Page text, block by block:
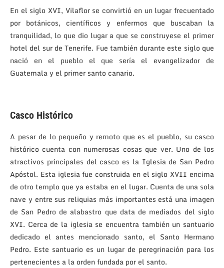
En el siglo XVI, Vilaflor se convirtió en un lugar frecuentado
por botánicos, científicos y enfermos que buscaban la
tranquilidad, lo que dio lugar a que se construyese el primer
hotel del sur de Tenerife. Fue también durante este siglo que
nació en el pueblo el que sería el evangelizador de
Guatemala y el primer santo canario.
Casco Histórico
A pesar de lo pequeño y remoto que es el pueblo, su casco
histórico cuenta con numerosas cosas que ver. Uno de los
atractivos principales del casco es la Iglesia de San Pedro
Apóstol. Esta iglesia fue construida en el siglo XVII encima
de otro templo que ya estaba en el lugar. Cuenta de una sola
nave y entre sus reliquias más importantes está una imagen
de San Pedro de alabastro que data de mediados del siglo
XVI. Cerca de la iglesia se encuentra también un santuario
dedicado el antes mencionado santo, el Santo Hermano
Pedro. Este santuario es un lugar de peregrinación para los
pertenecientes a la orden fundada por el santo.